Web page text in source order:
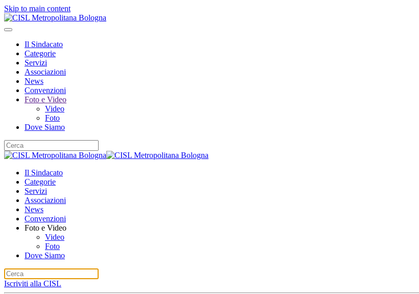
Skip to main content
Il Sindacato
Categorie
Servizi
Associazioni
News
Convenzioni
Foto e Video
Video
Foto
Dove Siamo
Il Sindacato
Categorie
Servizi
Associazioni
News
Convenzioni
Foto e Video
Video
Foto
Dove Siamo
Iscriviti alla CISL